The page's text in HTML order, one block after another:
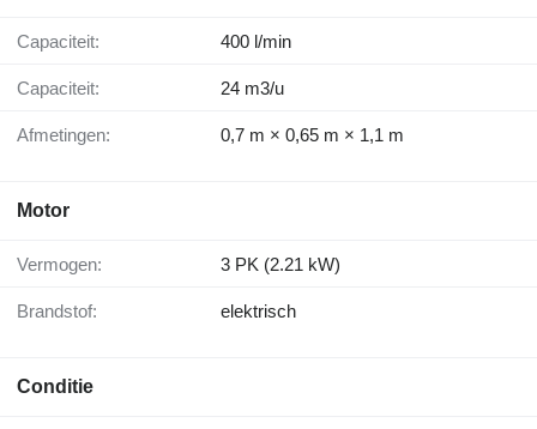
Capaciteit: 400 l/min
Capaciteit: 24 m3/u
Afmetingen: 0,7 m × 0,65 m × 1,1 m
Motor
Vermogen: 3 PK (2.21 kW)
Brandstof: elektrisch
Conditie